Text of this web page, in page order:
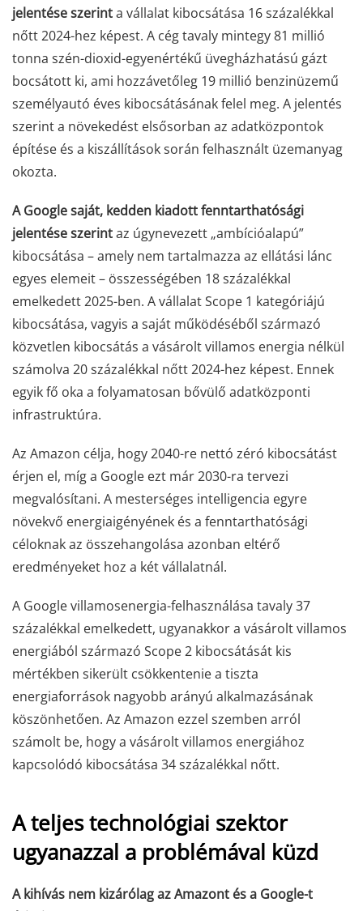
jelentése szerinta vállalat kibocsátása 16 százalékkal
nőtt 2024-hez képest. A cég tavaly mintegy 81 millió
tonna szén-dioxid-egyenértékű üvegházhatású gázt
bocsátott ki, ami hozzávetőleg 19 millió benzinüzemű
személyautó éves kibocsátásának felel meg. A jelentés
szerint a növekedést elsősorban az adatközpontok
építése és a kiszállítások során felhasznált üzemanyag
okozta.
A Google saját, kedden kiadott fenntarthatósági
jelentése szerintaz úgynevezett „ambícióalapú”
kibocsátása – amely nem tartalmazza az ellátási lánc
egyes elemeit – összességében 18 százalékkal
emelkedett 2025-ben. A vállalat Scope 1 kategóriájú
kibocsátása, vagyis a saját működéséből származó
közvetlen kibocsátás a vásárolt villamos energia nélkül
számolva 20 százalékkal nőtt 2024-hez képest. Ennek
egyik fő oka a folyamatosan bővülő adatközponti
infrastruktúra.
Az Amazon célja, hogy 2040-re nettó zéró kibocsátást
érjen el, míg a Google ezt már 2030-ra tervezi
megvalósítani. A mesterséges intelligencia egyre
növekvő energiaigényének és a fenntarthatósági
céloknak az összehangolása azonban eltérő
eredményeket hoz a két vállalatnál.
A Google villamosenergia-felhasználása tavaly 37
százalékkal emelkedett, ugyanakkor a vásárolt villamos
energiából származó Scope 2 kibocsátását kis
mértékben sikerült csökkentenie a tiszta
energiaforrások nagyobb arányú alkalmazásának
köszönhetően. Az Amazon ezzel szemben arról
számolt be, hogy a vásárolt villamos energiához
kapcsolódó kibocsátása 34 százalékkal nőtt.
A teljes technológiai szektor
ugyanazzal a problémával küzd
A kihívás nem kizárólag az Amazont és a Google-t